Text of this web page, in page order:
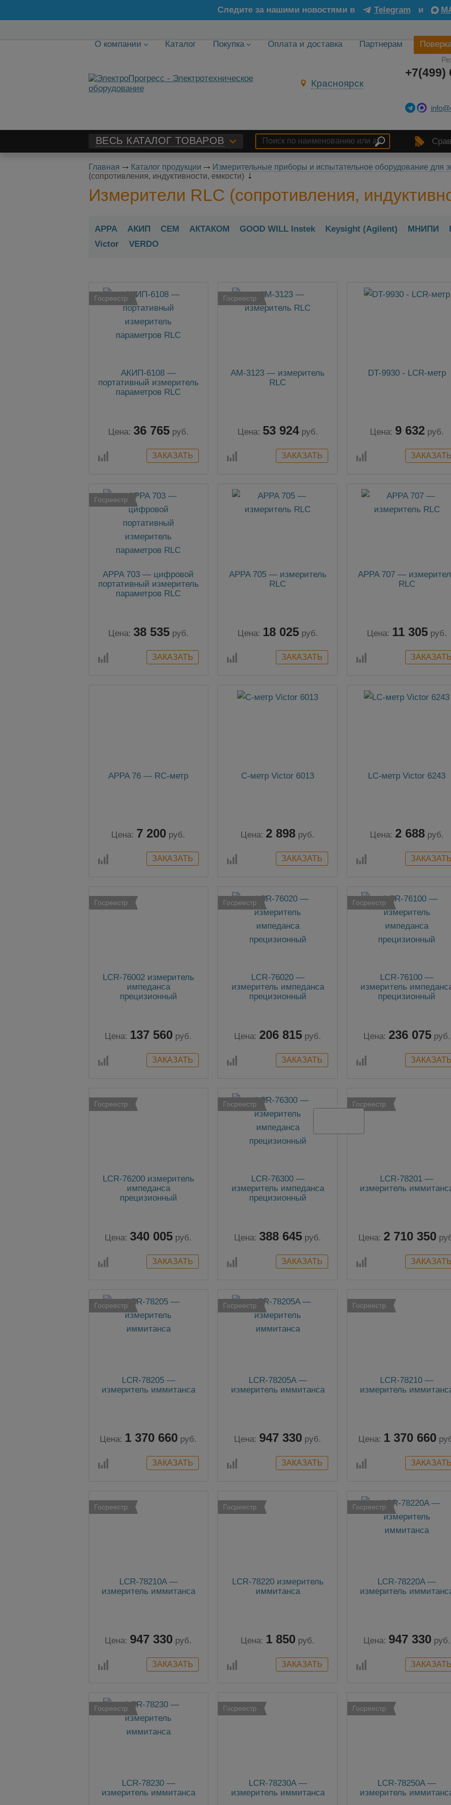
Следите за нашими новостями в Telegram и
О компании Каталог Покупка Оплата и доставка Партнерам
Красноярск
+7(499)
ВЕСЬ КАТАЛОГ ТОВАРОВ
Главная Каталог продукции
Измерительные приборы и испытательное оборудование для
(сопротивления, индуктивности, емкости)
Измерители RLC (сопротивления,
APPA АКИП CEM АКТАКОМ GOOD WILL Instek Keysight (Agilent) МНИПИ
Victor
VERDO
Госреестр
АКИП-6108 —
портативный измеритель
параметров RLC
Цена: 36 765 руб.
Госреестр
АМ-3123 — измеритель
RLC
Цена: 53 924 руб.
DT-9930 - LCR-метр
Цена: 9 632 руб.
Госреестр
APPA 703 — цифровой
портативный измеритель
параметров RLC
Цена: 38 535 руб.
APPA 705 — измеритель
RLC
Цена: 18 025 руб.
APPA 707 —
RLC
Цена: 11 305 руб.
APPA 76 — RC-метр
Цена: 7 200 руб.
C-метр Victor 6013
Цена: 2 898 руб.
LC-метр Victor 6243
Цена: 2 688 руб.
Госреестр
LCR-76002 измеритель
импеданса
прецизионный
Цена: 137 560 руб.
Госреестр
LCR-76020 —
измеритель импеданса
прецизионный
Цена: 206 815 руб.
Госреестр
LCR-76100 —
измеритель
прецизионный
Цена: 236 075 руб.
Госреестр
LCR-76200 измеритель
импеданса
прецизионный
Цена: 340 005 руб.
Госреестр
LCR-76300 —
измеритель импеданса
прецизионный
Цена: 388 645 руб.
Госреестр
LCR-78201 —
измеритель
Цена: 2 710 350
Госреестр
LCR-78205 —
измеритель иммитанса
Цена: 1 370 660 руб.
Госреестр
LCR-78205A —
измеритель иммитанса
Цена: 947 330 руб.
Госреестр
LCR-78210 —
измеритель
Цена: 1 370 660
Госреестр
LCR-78210A —
измеритель иммитанса
Цена: 947 330 руб.
Госреестр
LCR-78220 измеритель
иммитанса
Цена: 1 850 руб.
Госреестр
LCR-78220A —
измеритель
Цена: 947 330 руб.
Госреестр
LCR-78230 —
измеритель иммитанса
Госреестр
LCR-78230A —
измеритель иммитанса
Госреестр
LCR-78250A —
измеритель